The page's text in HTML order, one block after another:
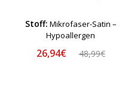
Stoff: Mikrofaser-Satin –
Hypoallergen
26,94€ 48,99€